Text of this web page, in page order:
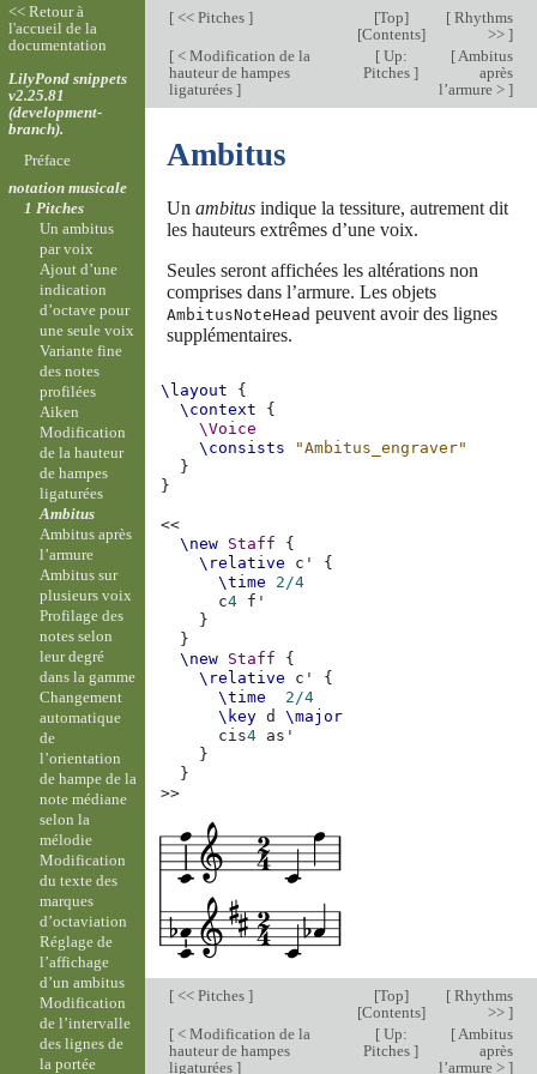
[<< Pitches ] [Top]
[Contents]
[Rhythms
>> ]
[< Modification de la
hauteur de hampes
ligaturées ]
[Up:
Pitches]
[Ambitus
après
l’armure > ]
Ambitus
Un ambitusindique la tessiture, autrement dit
les hauteurs extrêmes d’une voix.
Seules seront affichées les altérations non
comprises dans l’armure. Les objets
AmbitusNoteHead peuvent avoir des lignes
supplémentaires.
\layout
{
\context
{
\Voice
\consists
"Ambitus_engraver"
}
}
<<
\new Staff
{
\relative
c'
{
\time
2/4
c4 f'
}
}
\new Staff
{
\relative
c'
{
\time
2/4
\key d
\major
cis4 as'
}
}
>>
[<< Pitches ] [Top]
[Contents]
[Rhythms
>> ]
[< Modification de la
hauteur de hampes
ligaturées ]
[Up:
Pitches]
[Ambitus
après
l’armure > ]
<< Retour à
l'accueil de la
documentation
LilyPond snippets
v2.25.81
(development-
branch).
Préface
notation musicale
1 Pitches
Un ambitus
par voix
Ajout d’une
indication
d’octave pour
une seule voix
Variante fine
des notes
profilées
Aiken
Modification
de la hauteur
de hampes
ligaturées
Ambitus
Ambitus après
l’armure
Ambitus sur
plusieurs voix
Profilage des
notes selon
leur degré
dans la gamme
Changement
automatique
de
l’orientation
de hampe de la
note médiane
selon la
mélodie
Modification
du texte des
marques
d’octaviation
Réglage de
l’affichage
d’un ambitus
Modification
de l’intervalle
des lignes de
la portée